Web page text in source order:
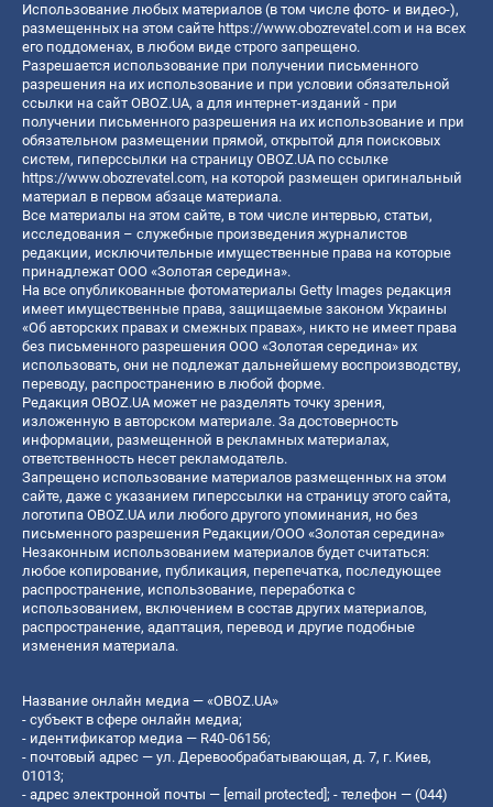
Использование любых материалов (в том числе фото- и видео-),
размещенных на этом сайте https://www.obozrevatel.com и на всех
его поддоменах, в любом виде строго запрещено.
Разрешается использование при получении письменного
разрешения на их использование и при условии обязательной
ссылки на сайт OBOZ.UA, а для интернет-изданий - при
получении письменного разрешения на их использование и при
обязательном размещении прямой, открытой для поисковых
систем, гиперссылки на страницу OBOZ.UA по ссылке
https://www.obozrevatel.com, на которой размещен оригинальный
материал в первом абзаце материала.
Все материалы на этом сайте, в том числе интервью, статьи,
исследования – служебные произведения журналистов
редакции, исключительные имущественные права на которые
принадлежат ООО «Золотая середина».
На все опубликованные фотоматериалы Getty Images редакция
имеет имущественные права, защищаемые законом Украины
«Об авторских правах и смежных правах», никто не имеет права
без письменного разрешения ООО «Золотая середина» их
использовать, они не подлежат дальнейшему воспроизводству,
переводу, распространению в любой форме.
Редакция OBOZ.UA может не разделять точку зрения,
изложенную в авторском материале. За достоверность
информации, размещенной в рекламных материалах,
ответственность несет рекламодатель.
Запрещено использование материалов размещенных на этом
сайте, даже с указанием гиперссылки на страницу этого сайта,
логотипа OBOZ.UA или любого другого упоминания, но без
письменного разрешения Редакции/ООО «Золотая середина»
Незаконным использованием материалов будет считаться:
любое копирование, публикация, перепечатка, последующее
распространение, использование, переработка с
использованием, включением в состав других материалов,
распространение, адаптация, перевод и другие подобные
изменения материала.
Название онлайн медиа — «OBOZ.UA»
- субъект в сфере онлайн медиа;
- идентификатор медиа — R40-06156;
- почтовый адрес — ул. Деревообрабатывающая, д. 7, г. Киев,
01013;
- адрес электронной почты — [email protected] ; - телефон — (044)